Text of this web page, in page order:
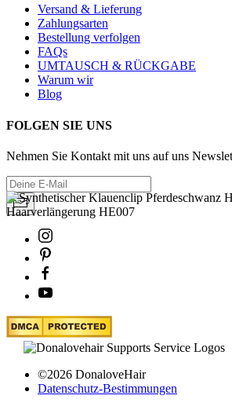
Versand & Lieferung
Zahlungsarten
Bestellung verfolgen
FAQs
UMTAUSCH & RÜCKGABE
Warum wir
Blog
FOLGEN SIE UNS
Nehmen Sie Kontakt mit uns auf uns
©2026 DonaloveHair
Datenschutz-Bestimmungen